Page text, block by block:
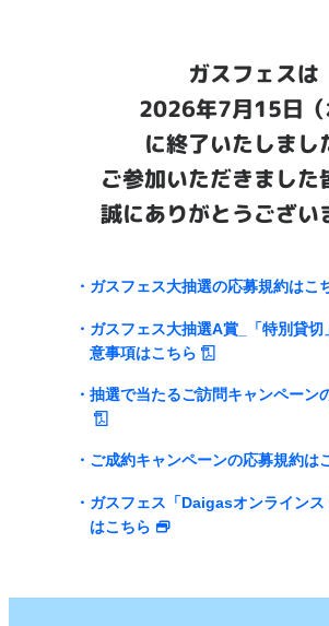
ガスフェスは
2026年7月15日（
に終了いたしまし
ご参加いただきました
誠にありがとうござい
ガスフェス大抽選の応募規約はこ
ガスフェス大抽選A賞_「特別貸
意事項はこちら
抽選で当たるご訪問キャンペーン
ご成約キャンペーンの応募規約は
ガスフェス「Daigasオンラインス
はこちら